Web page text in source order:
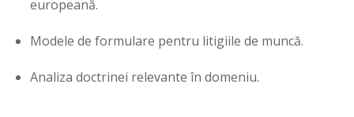
europeană.
Modele de formulare pentru litigiile de muncă.
Analiza doctrinei relevante în domeniu.